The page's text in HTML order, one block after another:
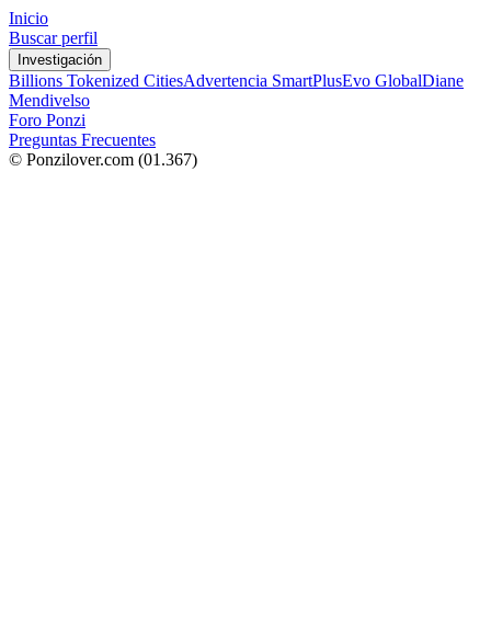
Inicio
Buscar perfil
Investigación
Billions Tokenized CitiesAdvertencia SmartPlusEvo GlobalDiane
Mendivelso
Foro Ponzi
Preguntas Frecuentes
© Ponzilover.com (01.367)